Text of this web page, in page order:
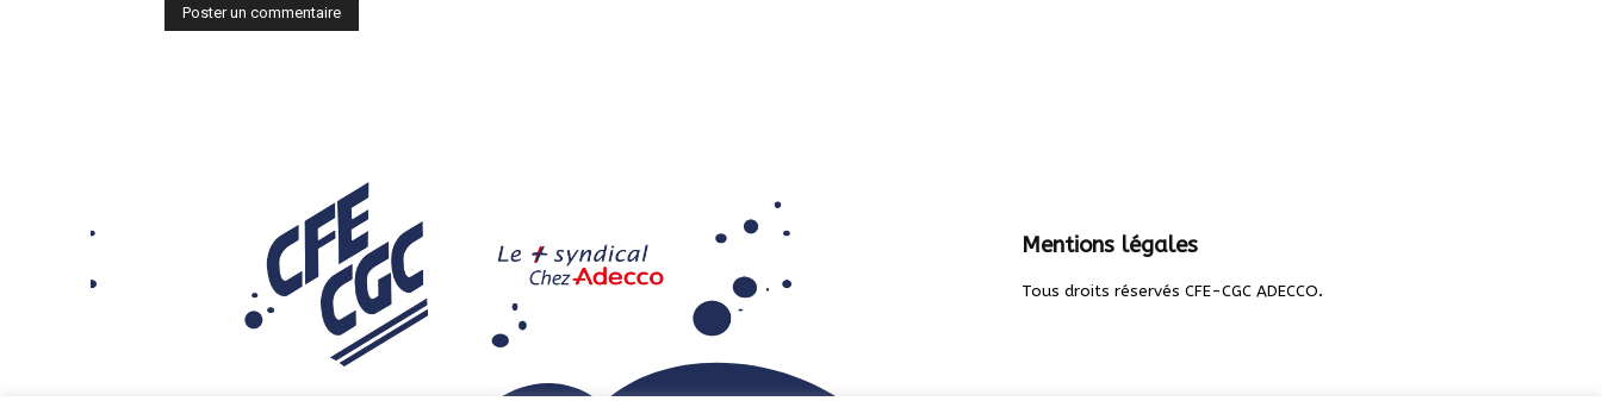
Mentions légales
Tous droits réservés CFE-CGC ADECCO.